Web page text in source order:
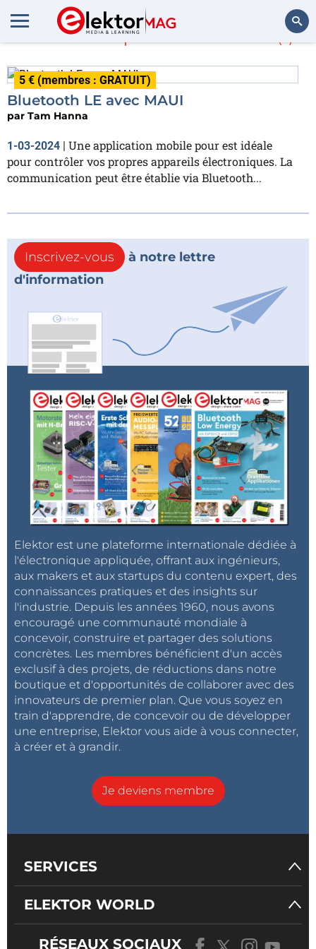
En savoir plus sur (1)
5 € (membres : GRATUIT)
Bluetooth LE avec MAUI
par Tam Hanna
1-03-2024 | Une application mobile pour est idéale
pour contrôler vos propres appareils électroniques. La
communication peut être établie via Bluetooth...
Inscrivez-vous
à notre lettre
d'information
Elektor est une plateforme internationale dédiée à
l'électronique appliquée, offrant aux ingénieurs,
aux makers et aux startups du contenu expert, des
connaissances pratiques et des insights sur
l'industrie. Depuis les années 1960, nous avons
encouragé une communauté mondiale à
concevoir, construire et partager des solutions
concrètes. Les membres bénéficient d'un accès
exclusif à des projets, de réductions dans notre
boutique et d'opportunités de collaborer avec des
innovateurs de premier plan. Que vous soyez en
train d'apprendre, de concevoir ou de développer
une entreprise, Elektor vous aide à vous connecter,
à créer et à grandir.
Je deviens membre
SERVICES
ELEKTOR WORLD
RÉSEAUX SOCIAUX